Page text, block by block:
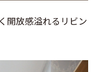
開放感溢れるリビン